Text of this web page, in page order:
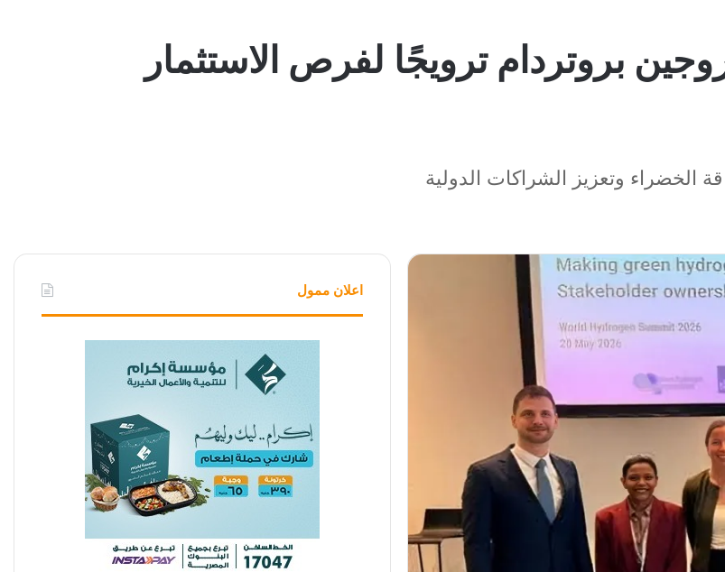
بروتردام ترويجًا لفرص الاستثمار
الخضراء وتعزيز الشراكات الدولية
اعلان ممول